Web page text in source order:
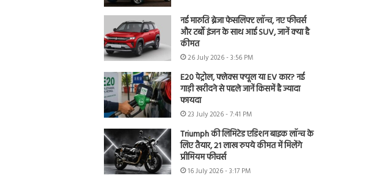
नई मारुति ब्रेजा फेसलिफ्ट लॉन्च, नए फीचर्स
और टर्बो इंजन के साथ आई SUV, जानें क्या है
कीमत
26 July 2026 - 3:56 PM
E20 पेट्रोल, फ्लेक्स फ्यूल या EV कार? नई
गाड़ी खरीदने से पहले जानें किसमें है ज्यादा
फायदा
23 July 2026 - 7:41 PM
Triumph की लिमिटेड एडिशन बाइक लॉन्च के
लिए तैयार, 21 लाख रुपये कीमत में मिलेंगे
प्रीमियम फीचर्स
16 July 2026 - 3:17 PM